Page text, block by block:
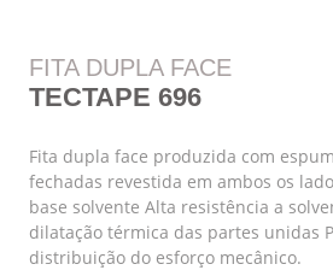
FITA DUPLA FACE
TECTAPE 696
Fita dupla face produzida com
fechadas revestida em ambos os
base solvente Alta resistência a
dilatação térmica das partes unidas
distribuição do esforço mecânico.